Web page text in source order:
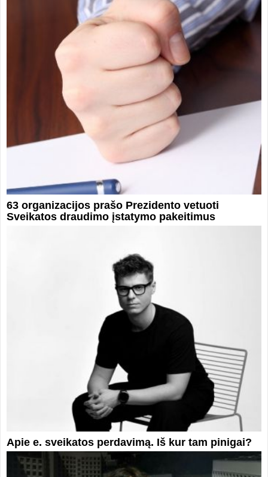
63 organizacijos prašo Prezidento vetuoti
Sveikatos draudimo įstatymo pakeitimus
Apie e. sveikatos perdavimą. Iš kur tam pinigai?